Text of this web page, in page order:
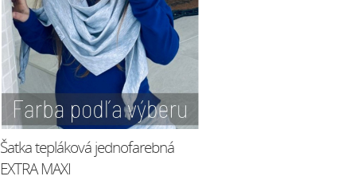
Šatka tepláková jednofarebná
EXTRA MAXI